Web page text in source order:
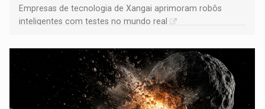
Empresas de tecnologia de Xangai aprimoram robôs
inteligentes com testes no mundo real